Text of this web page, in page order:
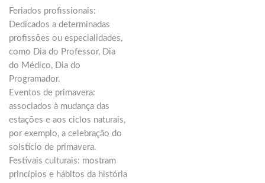
Feriados profissionais:
Dedicados a determinadas
profissões ou especialidades,
como Dia do Professor, Dia
do Médico, Dia do
Programador.
Eventos de primavera:
associados à mudança das
estações e aos ciclos naturais,
por exemplo, a celebração do
solstício de primavera.
Festivais culturais: mostram
princípios e hábitos da história